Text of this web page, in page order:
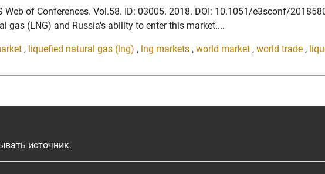
Web of Conferences. Vol.58. ID: 03005. 2018. DOI: 10.1051/e3sconf/
(LNG) and Russia's ability to enter this market....
, liquefied natural gas (lng) , lng markets , world market , world trade ,
источник.